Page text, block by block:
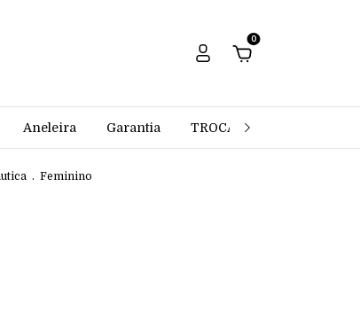
0
Aneleira Garantia TROCAS E DEVOLUÇÕES
. Feminino